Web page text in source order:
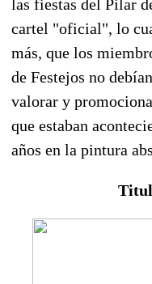
las fiestas del Pilar
cartel "oficial", lo
más, que los
de Festejos no
valorar y
que estaban
años en la pintura